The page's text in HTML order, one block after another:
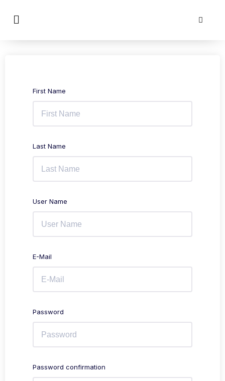
First Name
Last Name
User Name
E-Mail
Password
Password confirmation